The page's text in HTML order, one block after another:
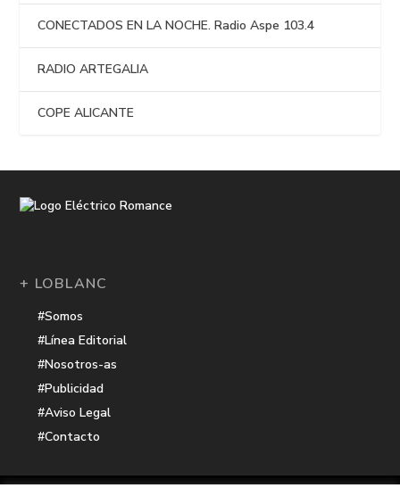
CONECTADOS EN LA NOCHE. Radio Aspe 103.4
RADIO ARTEGALIA
COPE ALICANTE
+ LOBLANC
#Somos
#Línea Editorial
#Nosotros-as
#Publicidad
#Aviso Legal
#Contacto